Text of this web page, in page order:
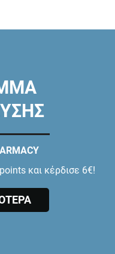
και κέρδισε 6€!